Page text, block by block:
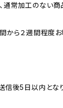
通常加工のない商
から２週間程度
後5日以内となり